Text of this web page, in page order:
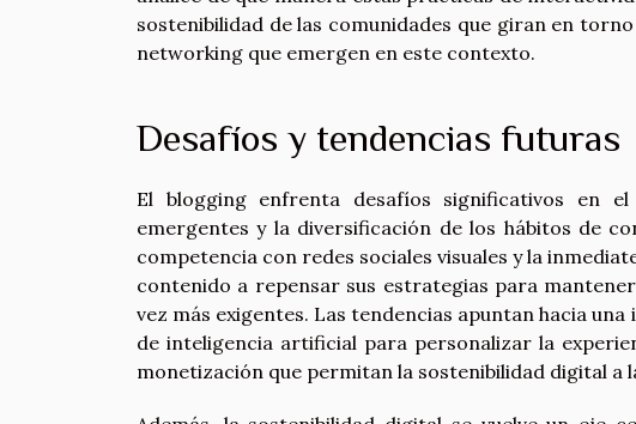
sostenibilidad de las comunidades que giran en
networking que emergen en este contexto.
Desafíos y tendencias futuras
El blogging enfrenta desafíos significativos en
emergentes y la diversificación de los hábitos de
competencia con redes sociales visuales y la
contenido a repensar sus estrategias para
vez más exigentes. Las tendencias apuntan hacia
de inteligencia artificial para personalizar la
monetización que permitan la sostenibilidad digital a